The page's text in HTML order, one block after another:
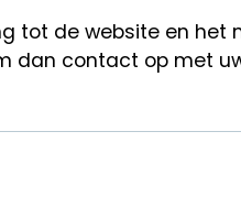
tot de website en het
dan contact op met